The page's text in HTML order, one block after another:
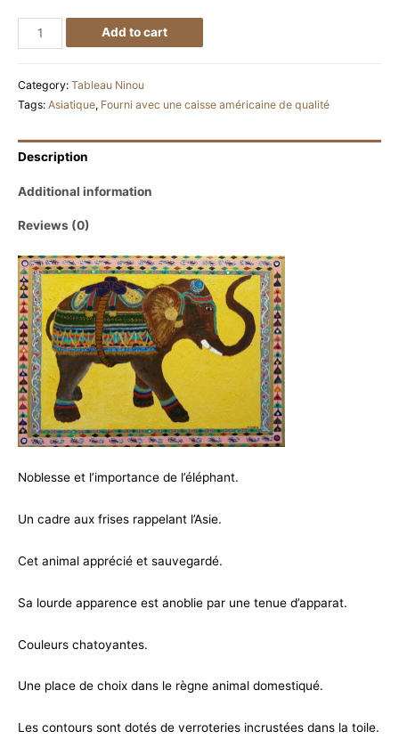
15
en
d’apparat
quantity
Add to cart
Category: Tableau Ninou
Tags: Asiatique, Fourni avec une caisse américaine de qualité
Description
Additional information
Reviews (0)
Noblesse et l’importance de l’éléphant.
Un cadre aux frises rappelant l’Asie.
Cet animal apprécié et sauvegardé.
Sa lourde apparence est anoblie par une tenue d’apparat.
Couleurs chatoyantes.
Une place de choix dans le règne animal domestiqué.
Les contours sont dotés de verroteries incrustées dans la toile.